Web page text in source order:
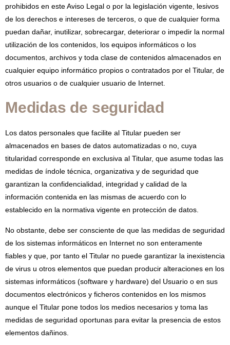
prohibidos en este Aviso Legal o por la legislación vigente, lesivos
de los derechos e intereses de terceros, o que de cualquier forma
puedan dañar, inutilizar, sobrecargar, deteriorar o impedir la normal
utilización de los contenidos, los equipos informáticos o los
documentos, archivos y toda clase de contenidos almacenados en
cualquier equipo informático propios o contratados por el Titular, de
otros usuarios o de cualquier usuario de Internet.
Medidas de seguridad
Los datos personales que facilite al Titular pueden ser
almacenados en bases de datos automatizadas o no, cuya
titularidad corresponde en exclusiva al Titular, que asume todas las
medidas de índole técnica, organizativa y de seguridad que
garantizan la confidencialidad, integridad y calidad de la
información contenida en las mismas de acuerdo con lo
establecido en la normativa vigente en protección de datos.
No obstante, debe ser consciente de que las medidas de seguridad
de los sistemas informáticos en Internet no son enteramente
fiables y que, por tanto el Titular no puede garantizar la inexistencia
de virus u otros elementos que puedan producir alteraciones en los
sistemas informáticos (software y hardware) del Usuario o en sus
documentos electrónicos y ficheros contenidos en los mismos
aunque el Titular pone todos los medios necesarios y toma las
medidas de seguridad oportunas para evitar la presencia de estos
elementos dañinos.